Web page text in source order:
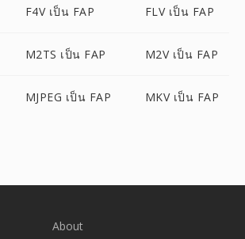
F4V เป็น FAP FLV เป็น FAP
M2TS เป็น FAP M2V เป็น FAP
MJPEG เป็น FAP MKV เป็น FAP
About